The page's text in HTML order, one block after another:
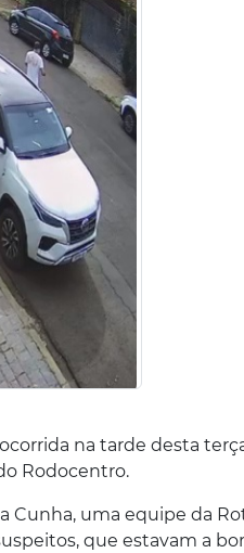
na tarde desta
Rodocentro.
Cunha, uma equipe da
que estavam a